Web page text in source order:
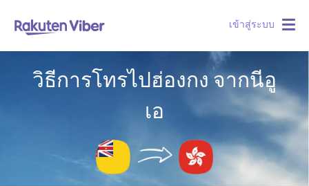
เข้าสู่ระบบ
วิธีการโทรไปฮ่องกง จากนีอู
เอ